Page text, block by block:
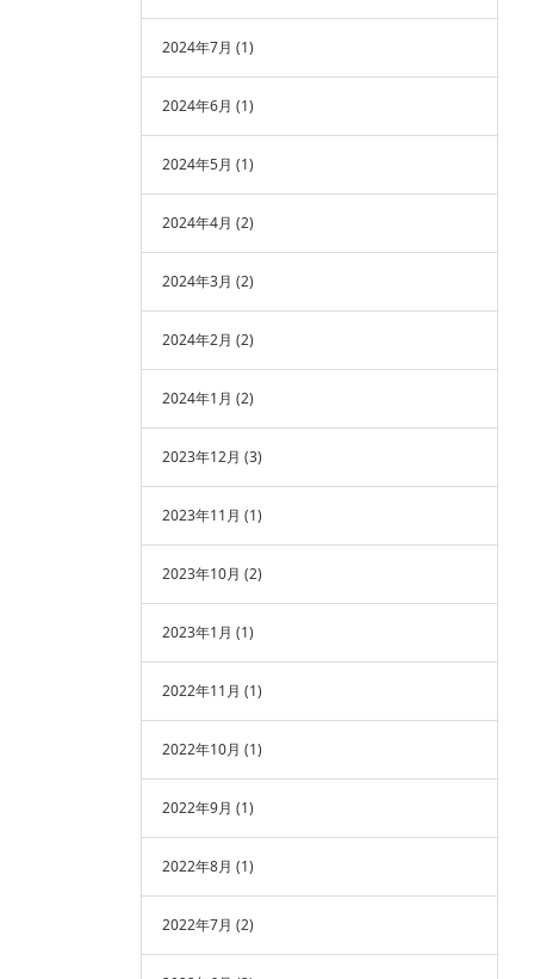
2024年7月 (1)
2024年6月 (1)
2024年5月 (1)
2024年4月 (2)
2024年3月 (2)
2024年2月 (2)
2024年1月 (2)
2023年12月 (3)
2023年11月 (1)
2023年10月 (2)
2023年1月 (1)
2022年11月 (1)
2022年10月 (1)
2022年9月 (1)
2022年8月 (1)
2022年7月 (2)